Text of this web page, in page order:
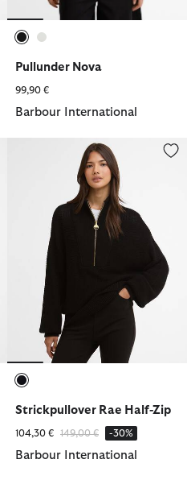
Pullunder Nova
99,90 €
Barbour International
Strickpullover Rae Half-Zip
Strickpullover Rae Half-Zip
104,30 € Reduziert von
149,00 €bis-30%
Barbour International